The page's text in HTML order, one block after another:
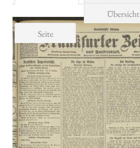
Übersicht
Seite